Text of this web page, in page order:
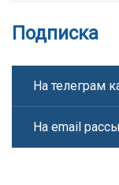
Подписка
На телеграм
На email